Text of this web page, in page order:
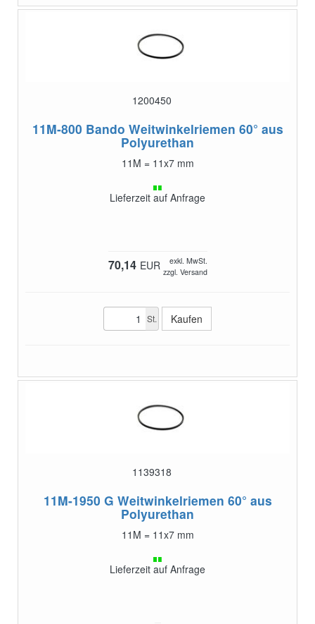
1200450
11M-800 Bando Weitwinkelriemen 60° aus
Polyurethan
11M = 11x7 mm
Lieferzeit auf Anfrage
70,14 EUR
exkl. MwSt.
zzgl. Versand
St.
1139318
11M-1950 G Weitwinkelriemen 60° aus
Polyurethan
11M = 11x7 mm
Lieferzeit auf Anfrage